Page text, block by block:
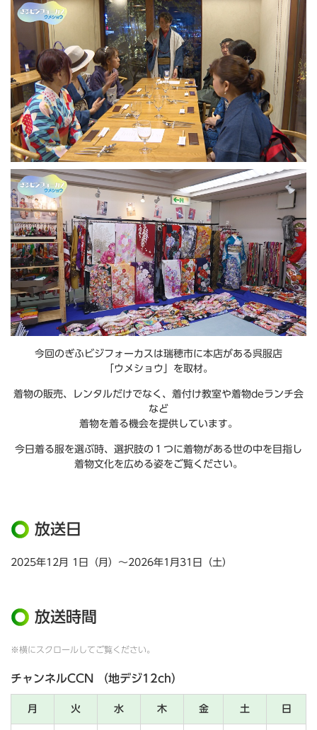
今回のぎふビジフォーカスは瑞穂市に本店がある呉服店
「ウメショウ」を取材。
着物の販売、レンタルだけでなく、着付け教室や着物deランチ会
など
着物を着る機会を提供しています。
今日着る服を選ぶ時、選択肢の１つに着物がある世の中を目指し
着物文化を広める姿をご覧ください。
放送日
2025年12月 1日（月）～2026年1月31日（土）
放送時間
※横にスクロールしてご覧ください。
チャンネルCCN （地デジ12ch）
月 火 水 木 金 土 日